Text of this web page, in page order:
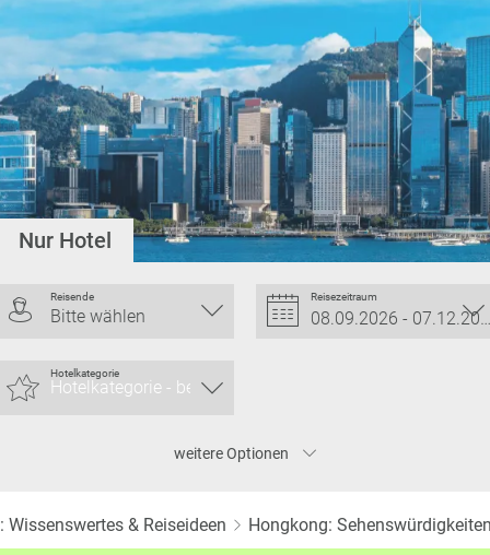
Telegram
X /
Twitter
Nur Hotel
Island
Reisende
Bitte wählen
Reisezeitraum
Hotelkategorie
weitereOptionen
Wissenswertes & Reiseideen Hongkong: